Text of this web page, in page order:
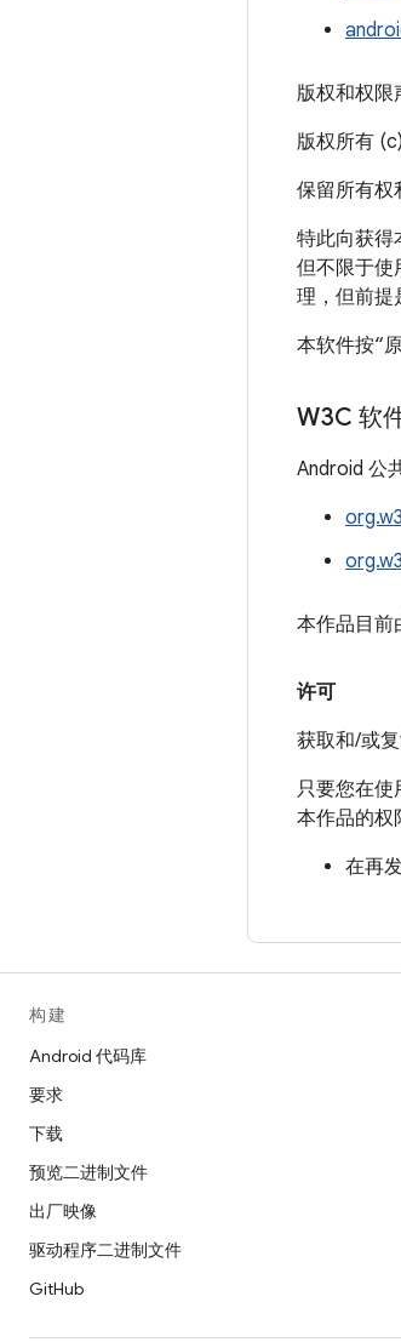
版权和权限
版权所有
保留所有权
特此向获得
但不限于使
理，但前提
本软件按“
造成的以及
据丢失或
除非本声明
名称，对
W3C 软
Android 公
本作品目前
许可
获取和/或
只要您在使
本作品的权
在再
明。
URI]
本作品按“
性或使用
对于因使
在未事先
构建
Android 代码库
要求
下载
预览二进制文件
出厂映像
驱动程序二进制文件
GitHub